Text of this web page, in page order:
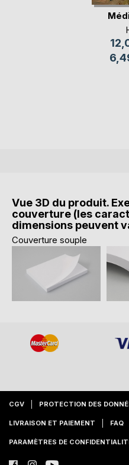
Vue 3D du produit.
couverture (les
dimensions peuvent
Couverture souple
CGV PROTECTION DES
LIVRAISON ET PAIEMENT FAQ
PARAMÈTRES DE